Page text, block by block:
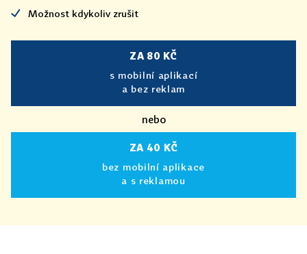
Možnost kdykoliv zrušit
ZA 80 KČ
s mobilní aplikací
a bez reklam
nebo
ZA 40 KČ
bez mobilní aplikace
a s reklamou